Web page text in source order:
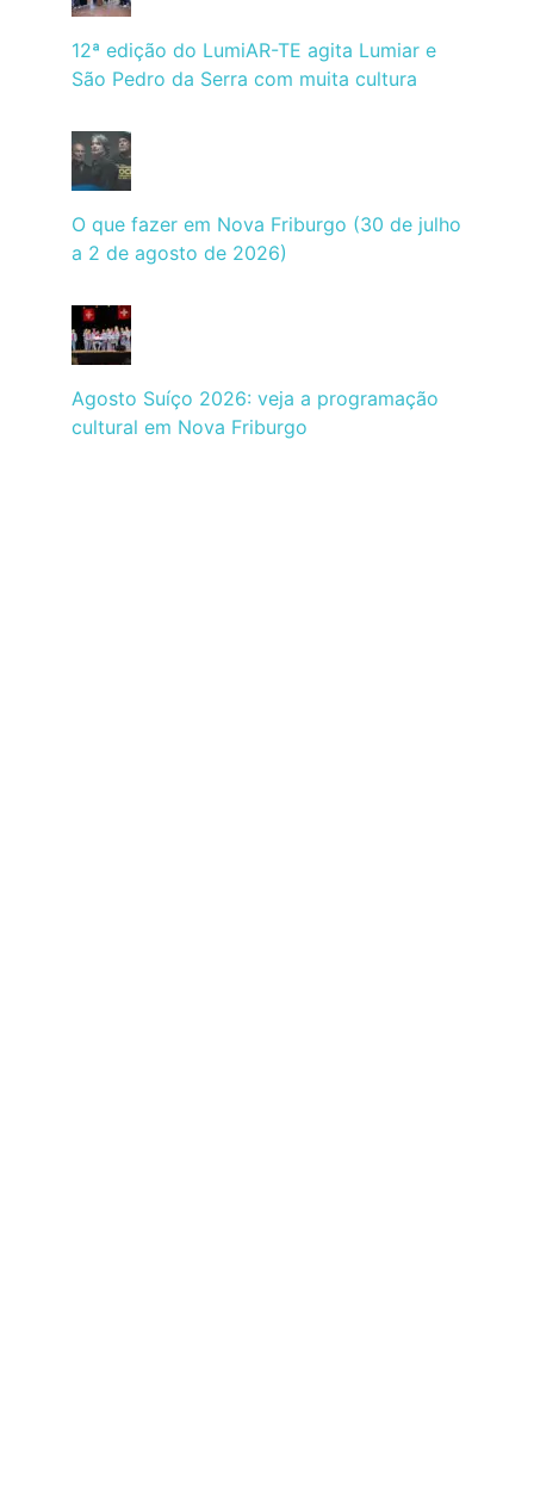
12ª edição do LumiAR-TE agita Lumiar e
São Pedro da Serra com muita cultura
O que fazer em Nova Friburgo (30 de julho
a 2 de agosto de 2026)
Agosto Suíço 2026: veja a programação
cultural em Nova Friburgo